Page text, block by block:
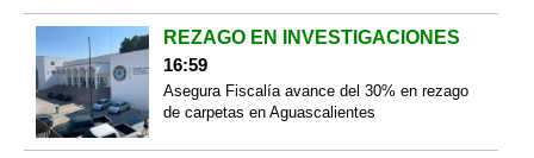
REZAGO EN INVESTIGACIONES
16:59
Asegura Fiscalía avance del 30% en rezago
de carpetas en Aguascalientes